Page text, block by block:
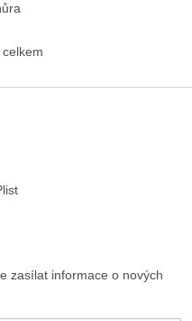
zasílat informace o nových